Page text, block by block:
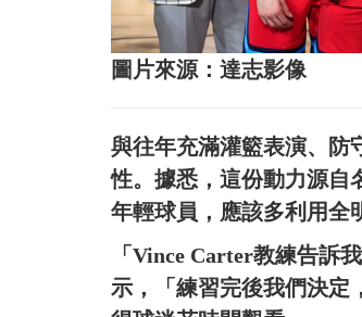
圖片來源：達志影像
與往年充滿灌籃表演、防
性。據悉，這份動力源自
年輕球員，應該多利用全
「Vince Carter教練告訴
示，「練習完後我們決定